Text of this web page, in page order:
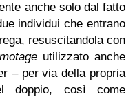
anche solo dal fatto
individui che entrano
resuscitandola con
utilizzato anche
– per via della propria
doppio, così come